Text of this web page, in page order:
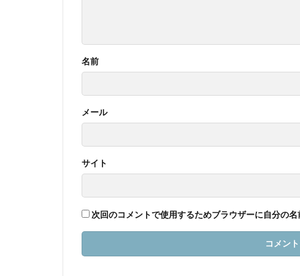
名前
メール
サイト
次回のコメントで使用するためブラウザーに自分の